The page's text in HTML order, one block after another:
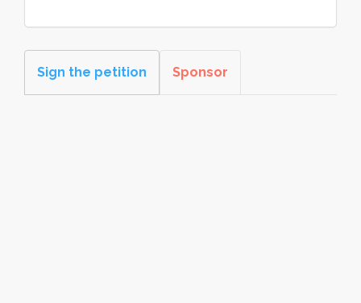
Sign the petition Sponsor